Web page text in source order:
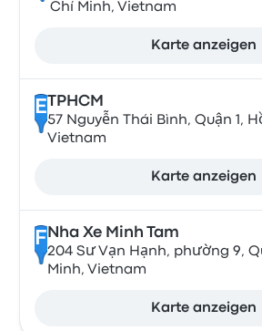
Chí Minh, Vietnam
Karte anzeigen
E TPHCM
57 Nguyễn Thái Bình, Quận 1,
Vietnam
Karte anzeigen
F Nha Xe Minh Tam
204 Sư Vạn Hạnh, phường 9,
Minh, Vietnam
Karte anzeigen